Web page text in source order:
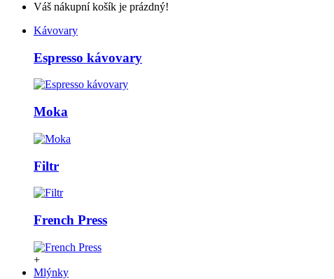
Váš nákupní košík je prázdný!
Kávovary
Espresso kávovary
Moka
Filtr
French Press
+
Mlýnky